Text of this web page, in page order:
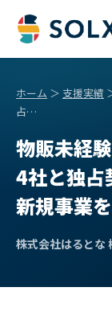
ホーム ＞ 支援実績
占…
物販未経
4社と独占
新規事業
株式会社はるとな